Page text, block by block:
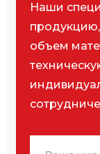
Наши
объем